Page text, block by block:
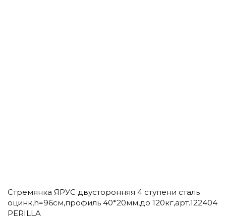
Стремянка ЯРУС двусторонняя 4 ступени сталь
оцинк,h=96см,профиль 40*20мм,до 120кг,арт.122404
PERILLA